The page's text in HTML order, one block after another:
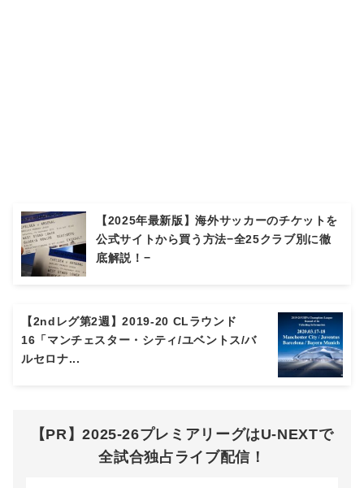
【2025年最新版】海外サッカーのチケットを
公式サイトから買う方法−全25クラブ別に徹
底解説！−
【2ndレグ第2週】2019-20 CLラウンド
16「マンチェスター・シティ/ユベントス/バ
ルセロナ...
【PR】2025-26プレミアリーグはU-NEXTで
全試合独占ライブ配信！